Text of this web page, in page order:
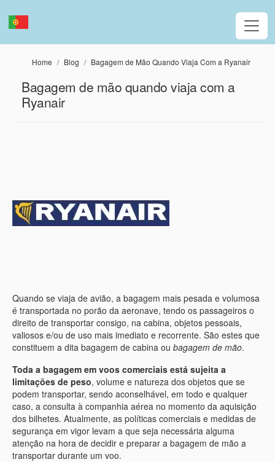
Home Blog Bagagem de Mão Quando Viaja Com a Ryanair
Bagagem de mão quando viaja com a
Ryanair
Quando se viaja de avião, a bagagem mais pesada e volumosa
é transportada no porão da aeronave, tendo os passageiros o
direito de transportar consigo, na cabina, objetos pessoais,
valiosos e/ou de uso mais imediato e recorrente. São estes que
constituem a dita bagagem de cabina ou bagagem de mão.
Toda a bagagem em voos comerciais está sujeita a
limitações de peso, volume e natureza dos objetos que se
podem transportar, sendo aconselhável, em todo e qualquer
caso, a consulta à companhia aérea no momento da aquisição
dos bilhetes. Atualmente, as políticas comerciais e medidas de
segurança em vigor levam a que seja necessária alguma
atenção na hora de decidir e preparar a bagagem de mão a
transportar durante um voo.